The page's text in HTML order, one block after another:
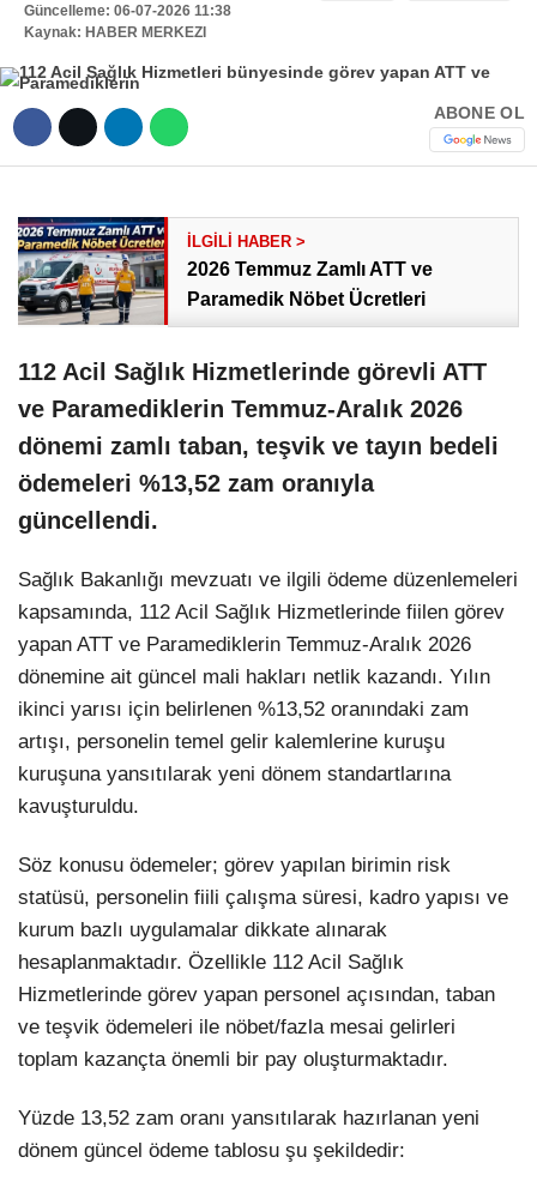
Güncelleme: 06-07-2026 11:38
Kaynak: HABER MERKEZI
ABONE OL
2026 Temmuz Zamlı ATT ve
Paramedik Nöbet Ücretleri
112 Acil Sağlık Hizmetlerinde görevli ATT
ve Paramediklerin Temmuz-Aralık 2026
dönemi zamlı taban, teşvik ve tayın bedeli
ödemeleri %13,52 zam oranıyla
güncellendi.
Sağlık Bakanlığı mevzuatı ve ilgili ödeme düzenlemeleri
kapsamında, 112 Acil Sağlık Hizmetlerinde fiilen görev
yapan ATT ve Paramediklerin Temmuz-Aralık 2026
dönemine ait güncel mali hakları netlik kazandı. Yılın
ikinci yarısı için belirlenen %13,52 oranındaki zam
artışı, personelin temel gelir kalemlerine kuruşu
kuruşuna yansıtılarak yeni dönem standartlarına
kavuşturuldu.
Söz konusu ödemeler; görev yapılan birimin risk
statüsü, personelin fiili çalışma süresi, kadro yapısı ve
kurum bazlı uygulamalar dikkate alınarak
hesaplanmaktadır. Özellikle 112 Acil Sağlık
Hizmetlerinde görev yapan personel açısından, taban
ve teşvik ödemeleri ile nöbet/fazla mesai gelirleri
toplam kazançta önemli bir pay oluşturmaktadır.
Yüzde 13,52 zam oranı yansıtılarak hazırlanan yeni
dönem güncel ödeme tablosu şu şekildedir: